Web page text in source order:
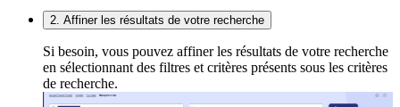
2. Affiner les résultats de votre recherche
Si besoin, vous pouvez affiner les résultats de votre recherche
en sélectionnant des filtres et critères présents sous les critères
de recherche.